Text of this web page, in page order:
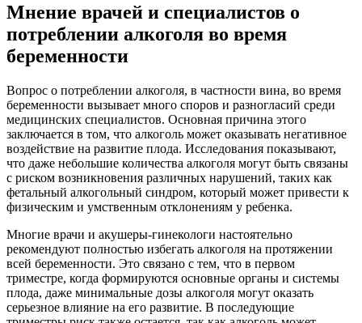
Мнение врачей и специалистов о
потреблении алкоголя во время
беременности
Вопрос о потреблении алкоголя, в частности вина, во время
беременности вызывает много споров и разногласий среди
медицинских специалистов. Основная причина этого
заключается в том, что алкоголь может оказывать негативное
воздействие на развитие плода. Исследования показывают,
что даже небольшие количества алкоголя могут быть связаны
с риском возникновения различных нарушений, таких как
фетальный алкогольный синдром, который может привести к
физическим и умственным отклонениям у ребенка.
Многие врачи и акушеры-гинекологи настоятельно
рекомендуют полностью избегать алкоголя на протяжении
всей беременности. Это связано с тем, что в первом
триместре, когда формируются основные органы и системы
плода, даже минимальные дозы алкоголя могут оказать
серьезное влияние на его развитие. В последующие